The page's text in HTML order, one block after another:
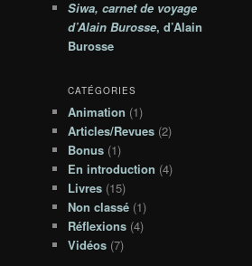
Siwa, carnet de voyage
d’Alain Burosse, d’Alain
Burosse
CATÉGORIES
Animation (1)
Articles/Revues (2)
Bonus (1)
En introduction (4)
Livres (15)
Non classé (1)
Réflexions (4)
Vidéos (7)